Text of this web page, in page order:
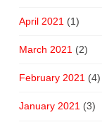
April 2021 (1)
March 2021 (2)
February 2021(4)
January 2021(3)